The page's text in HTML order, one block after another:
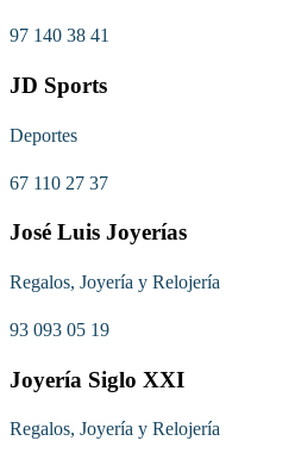
97 140 38 41
JD Sports
Deportes
67 110 27 37
José Luis Joyerías
Regalos, Joyería y Relojería
93 093 05 19
Joyería Siglo XXI
Regalos, Joyería y Relojería